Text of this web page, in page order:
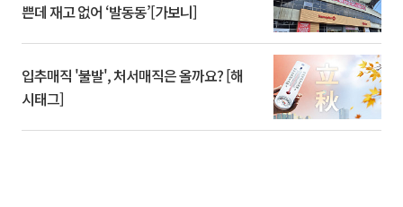
쁜데 재고 없어 ‘발동동’[가보니]
입추매직 '불발', 처서매직은 올까요? [해
시태그]